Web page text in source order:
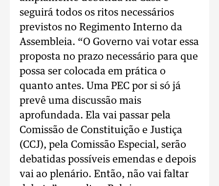
seguirá todos os ritos necessários
previstos no Regimento Interno da
Assembleia. “O Governo vai votar essa
proposta no prazo necessário para que
possa ser colocada em prática o
quanto antes. Uma PEC por si só já
prevê uma discussão mais
aprofundada. Ela vai passar pela
Comissão de Constituição e Justiça
(CCJ), pela Comissão Especial, serão
debatidas possíveis emendas e depois
vai ao plenário. Então, não vai faltar